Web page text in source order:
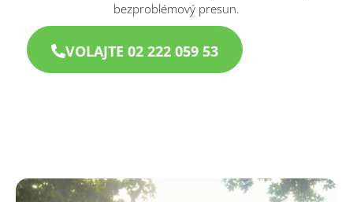
bezproblémový presun.
VOLAJTE 02 222 059 53